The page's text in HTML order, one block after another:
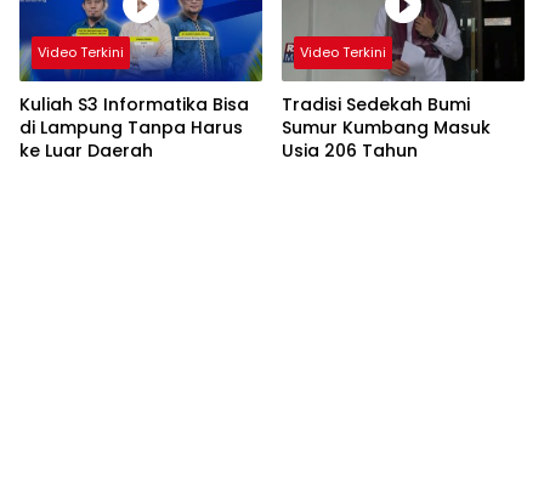
Video Terkini
Kuliah S3 Informatika Bisa
di Lampung Tanpa Harus
ke Luar Daerah
Video Terkini
Tradisi Sedekah Bumi
Sumur Kumbang Masuk
Usia 206 Tahun